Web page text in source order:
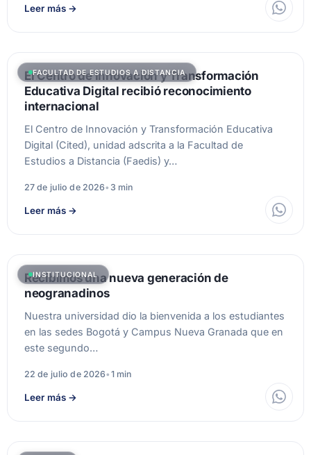
Leer más →
FACULTAD DE ESTUDIOS A DISTANCIA
El Centro de Innovación y Transformación
Educativa Digital recibió reconocimiento
internacional
El Centro de Innovación y Transformación Educativa
Digital (Cited), unidad adscrita a la Facultad de
Estudios a Distancia (Faedis) y…
27 de julio de 2026• 3 min
Leer más →
INSTITUCIONAL
Recibimos una nueva generación de
neogranadinos
Nuestra universidad dio la bienvenida a los estudiantes
en las sedes Bogotá y Campus Nueva Granada que en
este segundo…
22 de julio de 2026• 1 min
Leer más →